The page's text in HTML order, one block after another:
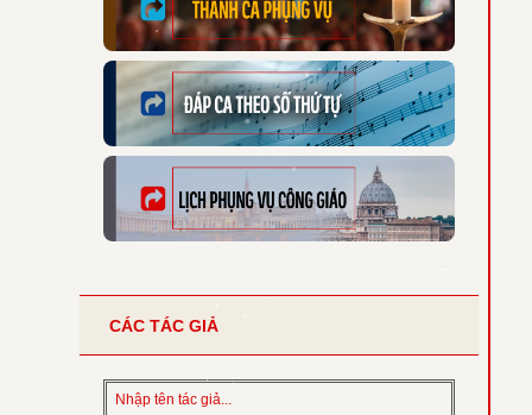
CÁC TÁC GIẢ